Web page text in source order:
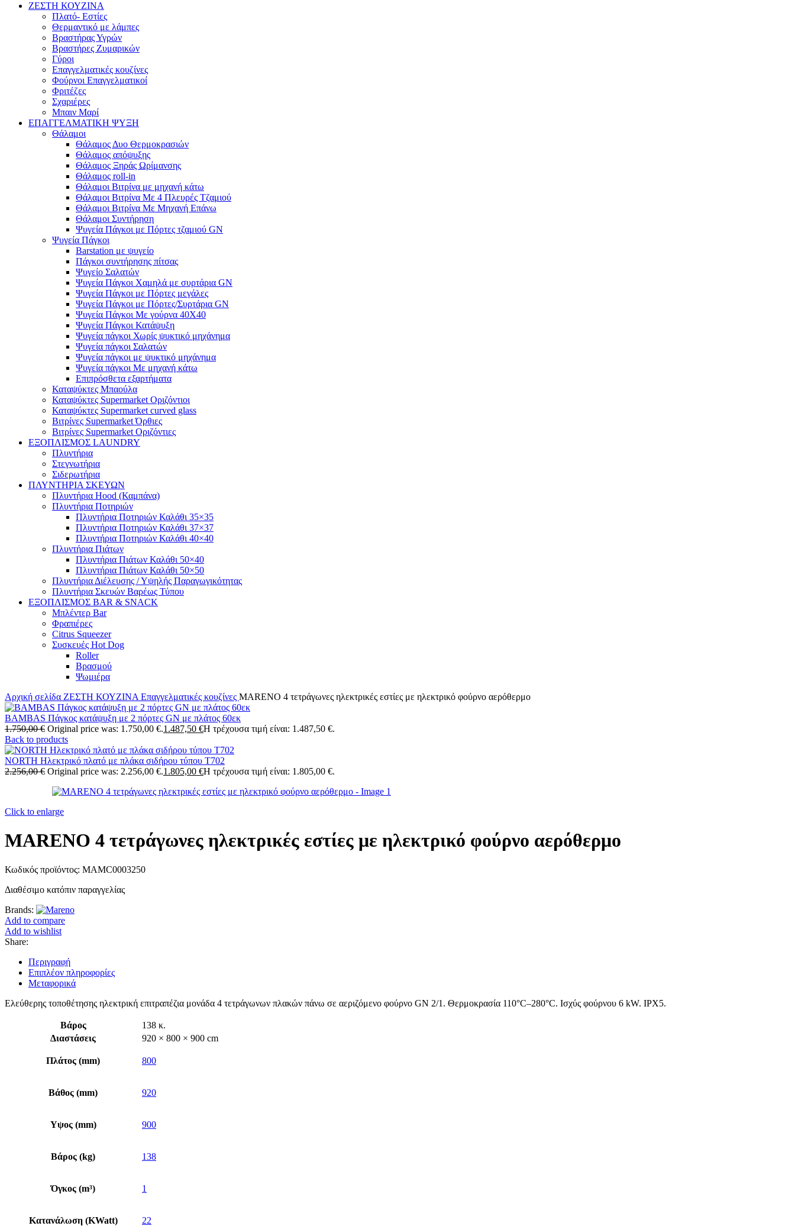
ΖΕΣΤΗ ΚΟΥΖΙΝΑ
Πλατό- Εστίες
Θερμαντικό με λάμπες
Βραστήρας Υγρών
Βραστήρες Ζυμαρικών
Γύροι
Επαγγελματικές κουζίνες
Φούρνοι Επαγγελματικοί
Φριτέζες
Σχαριέρες
Μπαιν Μαρί
ΕΠΑΓΓΕΛΜΑΤΙΚΗ ΨΥΞΗ
Θάλαμοι
Θάλαμος Δυο Θερμοκρασιών
Θάλαμος απόψυξης
Θάλαμος Ξηράς Ωρίμανσης
Θάλαμος roll-in
Θάλαμοι Βιτρίνα με μηχανή κάτω
Θάλαμοι Βιτρίνα Με 4 Πλευρές Τζαμιού
Θάλαμοι Βιτρίνα Με Μηχανή Επάνω
Θάλαμοι Συντήρηση
Ψυγεία Πάγκοι με Πόρτες τζαμιού GN
Ψυγεία Πάγκοι
Barstation με ψυγείο
Πάγκοι συντήρησης πίτσας
Ψυγείο Σαλατών
Ψυγεία Πάγκοι Χαμηλά με συρτάρια GN
Ψυγεία Πάγκοι με Πόρτες μεγάλες
Ψυγεία Πάγκοι με Πόρτες/Συρτάρια GN
Ψυγεία Πάγκοι Με γούρνα 40Χ40
Ψυγεία Πάγκοι Κατάψυξη
Ψυγεία πάγκοι Χωρίς ψυκτικό μηχάνημα
Ψυγεία πάγκοι Σαλατών
Ψυγεία πάγκοι με ψυκτικό μηχάνημα
Ψυγεία πάγκοι Με μηχανή κάτω
Επιπρόσθετα εξαρτήματα
Καταψύκτες Μπαούλα
Καταψύκτες Supermarket Οριζόντιοι
Καταψύκτες Supermarket curved glass
Βιτρίνες Supermarket Όρθιες
Βιτρίνες Supermarket Οριζόντιες
ΕΞΟΠΛΙΣΜΟΣ LAUNDRY
Πλυντήρια
Στεγνωτήρια
Σιδερωτήρια
ΠΛΥΝΤΗΡΙΑ ΣΚΕΥΩΝ
Πλυντήρια Hood (Καμπάνα)
Πλυντήρια Ποτηριών
Πλυντήρια Ποτηριών Καλάθι 35×35
Πλυντήρια Ποτηριών Καλάθι 37×37
Πλυντήρια Ποτηριών Καλάθι 40×40
Πλυντήρια Πιάτων
Πλυντήρια Πιάτων Καλάθι 50×40
Πλυντήρια Πιάτων Καλάθι 50×50
Πλυντήρια Διέλευσης / Υψηλής Παραγωγικότητας
Πλυντήρια Σκευών Βαρέως Τύπου
ΕΞΟΠΛΙΣΜΟΣ BAR & SNACK
Μπλέντερ Bar
Φραπιέρες
Citrus Squeezer
Συσκευές Hot Dog
Roller
Βρασμού
Ψωμιέρα
Αρχική σελίδα ΖΕΣΤΗ ΚΟΥΖΙΝΑ Επαγγελματικές κουζίνες MARENO 4 τετράγωνες ηλεκτρικές εστίες με ηλεκτρικό φούρνο αερόθερμο
BAMBAS Πάγκος κατάψυξη με 2 πόρτες GN με πλάτος 60εκ
1.750,00€ Original price was: 1.750,00 €.1.487,50 €Η τρέχουσα τιμή είναι: 1.487,50 €.
Back to products
NORTH Ηλεκτρικό πλατό με πλάκα σιδήρου τύπου T702
2.256,00€ Original price was: 2.256,00 €.1.805,00 €Η τρέχουσα τιμή είναι: 1.805,00 €.
Click to enlarge
MARENO 4 τετράγωνες ηλεκτρικές εστίες με ηλεκτρικό φούρνο αερόθερμο
Κωδικός προϊόντος: MAMC0003250
Διαθέσιμο κατόπιν παραγγελίας
Brands:
Add to compare
Add to wishlist
Share:
Περιγραφή
Επιπλέον πληροφορίες
Μεταφορικά
Ελεύθερης τοποθέτησης ηλεκτρική επιτραπέζια μονάδα 4 τετράγωνων πλακών πάνω σε αεριζόμενο φούρνο GN 2/1. Θερμοκρασία 110°C–280°C. Ισχύς φούρνου 6 kW. IPX5.
Βάρος
138 κ.
Διαστάσεις
920 × 800 × 900 cm
Πλάτος (mm) 800
Βάθος (mm) 920
Υψος (mm) 900
Βάρος (kg) 138
Όγκος (m³) 1
Κατανάλωση (KWatt) 22